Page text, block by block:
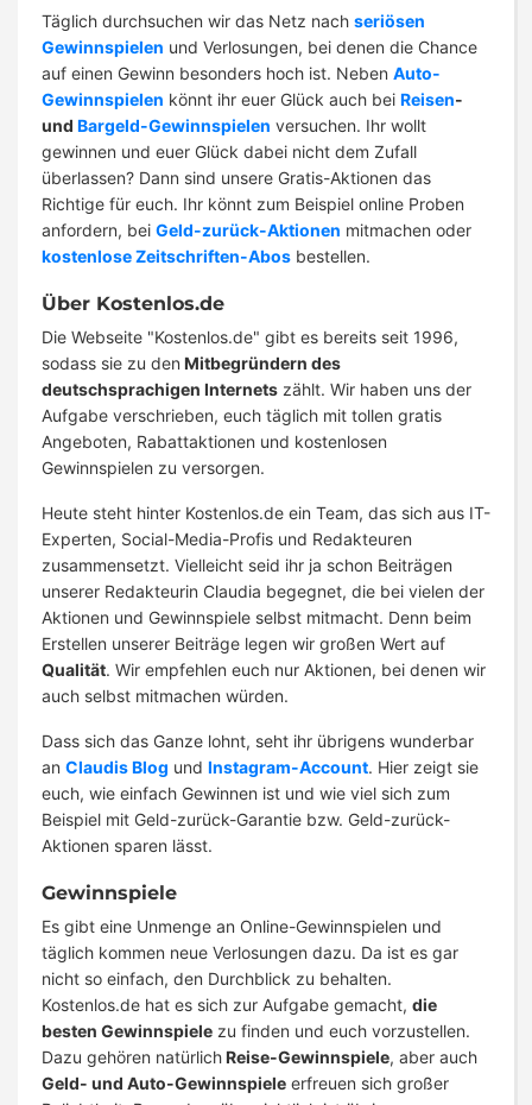
Täglich durchsuchen wir das Netz nach seriösen
Gewinnspielen und Verlosungen, bei denen die Chance
auf einen Gewinn besonders hoch ist. Neben Auto-
Gewinnspielen könnt ihr euer Glück auch bei Reisen-
und Bargeld-Gewinnspielen versuchen. Ihr wollt
gewinnen und euer Glück dabei nicht dem Zufall
überlassen? Dann sind unsere Gratis-Aktionen das
Richtige für euch. Ihr könnt zum Beispiel online Proben
anfordern, bei Geld-zurück-Aktionen mitmachen oder
kostenlose Zeitschriften-Abos bestellen.
Über Kostenlos.de
Die Webseite "Kostenlos.de" gibt es bereits seit 1996,
sodass sie zu den Mitbegründern des
deutschsprachigen Internets zählt. Wir haben uns der
Aufgabe verschrieben, euch täglich mit tollen gratis
Angeboten, Rabattaktionen und kostenlosen
Gewinnspielen zu versorgen.
Heute steht hinter Kostenlos.de ein Team, das sich aus IT-
Experten, Social-Media-Profis und Redakteuren
zusammensetzt. Vielleicht seid ihr ja schon Beiträgen
unserer Redakteurin Claudia begegnet, die bei vielen der
Aktionen und Gewinnspiele selbst mitmacht. Denn beim
Erstellen unserer Beiträge legen wir großen Wert auf
Qualität. Wir empfehlen euch nur Aktionen, bei denen wir
auch selbst mitmachen würden.
Dass sich das Ganze lohnt, seht ihr übrigens wunderbar
an Claudis Blog und Instagram-Account. Hier zeigt sie
euch, wie einfach Gewinnen ist und wie viel sich zum
Beispiel mit Geld-zurück-Garantie bzw. Geld-zurück-
Aktionen sparen lässt.
Gewinnspiele
Es gibt eine Unmenge an Online-Gewinnspielen und
täglich kommen neue Verlosungen dazu. Da ist es gar
nicht so einfach, den Durchblick zu behalten.
Kostenlos.de hat es sich zur Aufgabe gemacht, die
besten Gewinnspiele zu finden und euch vorzustellen.
Dazu gehören natürlichReise-Gewinnspiele, aber auch
Geld- und Auto-Gewinnspiele erfreuen sich großer